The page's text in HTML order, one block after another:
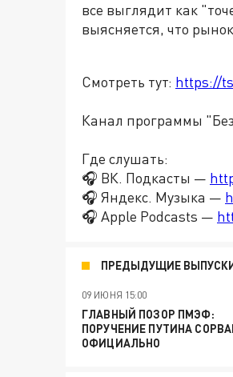
все выглядит как
выясняется, что
Смотреть тут: https://
Канал программы
Где слушать:
🎧 ВК. Подкасты —
🎧 Яндекс. Музыка —
🎧 Apple Podcasts —
ПРЕДЫДУЩИЕ
09 ИЮНЯ 15:00
ГЛАВНЫЙ ПОЗОР ПМЭФ:
ПОРУЧЕНИЕ ПУТИНА
ОФИЦИАЛЬНО